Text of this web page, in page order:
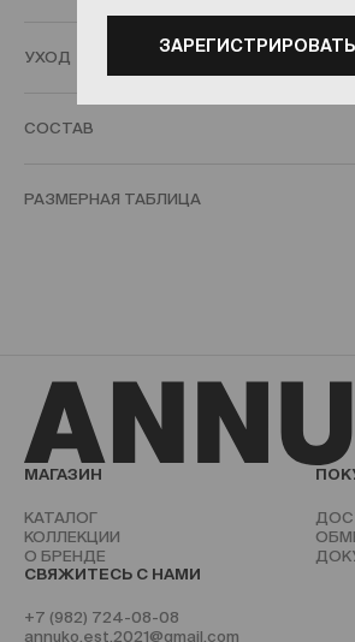
УХОД
СОСТАВ
РАЗМЕРНАЯ ТАБЛИЦА
МАГАЗИН
КАТАЛОГ
КОЛЛЕКЦИИ
О БРЕНДЕ
СВЯЖИТЕСЬ С НАМИ
+7 (982) 724-08-08
annuko.est.2021@gmail.com